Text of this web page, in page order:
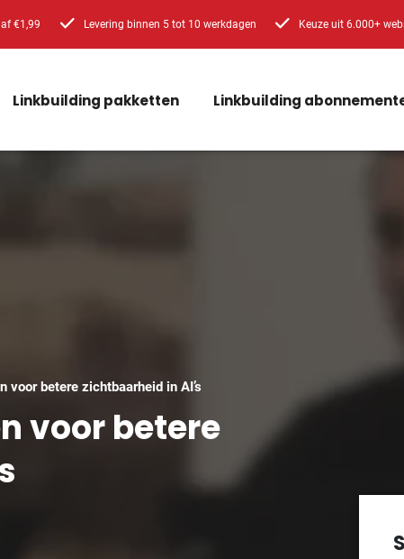
€1,99 Levering binnen 5 tot 10 werkdagen Keuze uit 6.000+
Linkbuilding pakketten Linkbuilding
voor betere zichtbaarheid in AI’s
voor betere